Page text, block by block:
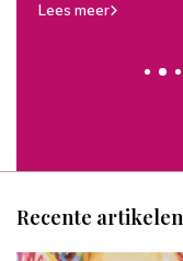
Lees meer
Recente artikelen